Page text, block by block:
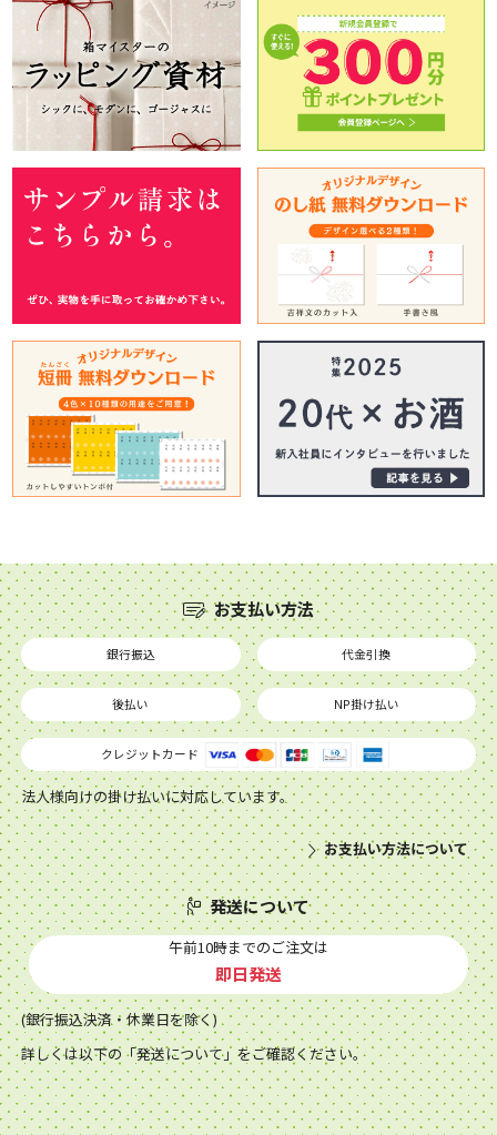
お支払い方法
銀行振込 代金引換
後払い NP掛け払い
クレジットカード
法人様向けの掛け払いに対応しています。
お支払い方法について
発送について
午前10時までのご注文は
即日発送
(銀行振込決済・休業日を除く)
詳しくは以下の「発送について」をご確認ください。